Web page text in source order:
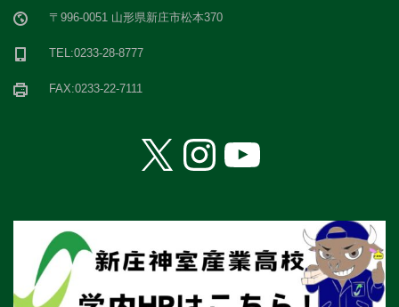
〒996-0051 山形県新庄市松本370
TEL:0233-28-8777
FAX:0233-22-7111
X Instagram
YouTube